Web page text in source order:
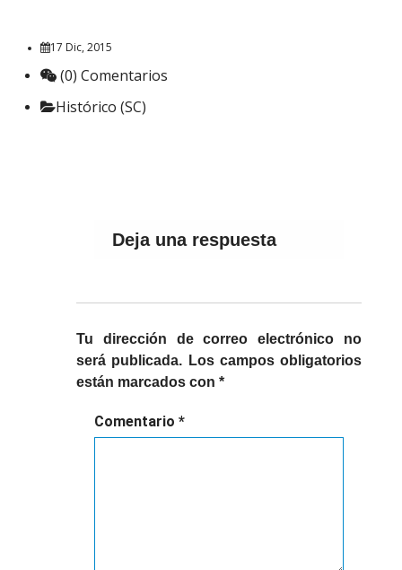
17 Dic, 2015
(0) Comentarios
Histórico (SC)
Deja una respuesta
Tu dirección de correo electrónico no
será publicada. Los campos obligatorios
están marcados con *
Comentario *